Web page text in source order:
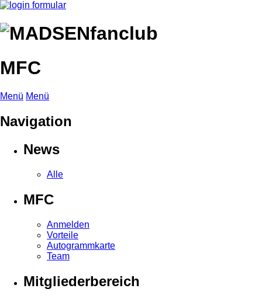
MFC
Menü Menü
Navigation
News
Alle
MFC
Anmelden
Vorteile
Autogrammkarte
Team
Mitgliederbereich